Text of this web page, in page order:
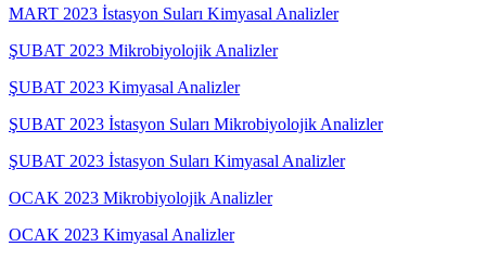
MART 2023 İstasyon Suları Kimyasal Analizler
ŞUBAT 2023 Mikrobiyolojik Analizler
ŞUBAT 2023 Kimyasal Analizler
ŞUBAT 2023 İstasyon Suları Mikrobiyolojik Analizler
ŞUBAT 2023 İstasyon Suları Kimyasal Analizler
OCAK 2023 Mikrobiyolojik Analizler
OCAK 2023 Kimyasal Analizler